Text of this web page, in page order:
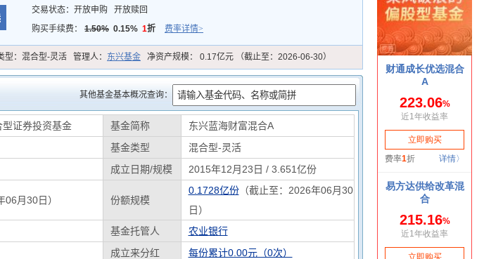
交易状态： 开放申购
开放赎回
购买手续费： 1.50% 0.15% 1折 费率详情>
型： 混合型-灵活 管理人： 东兴基金 净资产规模： 0.17亿元 （截止至：2026-06-30）
其他基金基本概况查询：
证券投资基金 基金简称
东兴蓝海财富混合A
基金类型
混合型-灵活
成立日期/规模 2015年12月23日 / 3.651亿份
月30日） 份额规模
0.1728亿份（截止至：2026年06月30
日）
基金托管人
农业银行
成立来分红
每份累计0.00元（0次）